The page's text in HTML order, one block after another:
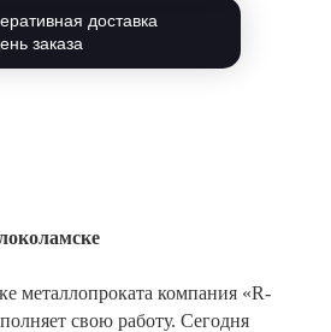
автопарке более
доставка
заказа
металлопроката компания «R-
свою работу. Сегодня